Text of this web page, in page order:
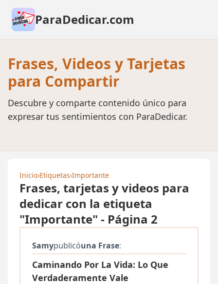
ParaDedicar.com
Frases, Videos y Tarjetas
para Compartir
Descubre y comparte contenido único para
expresar tus sentimientos con ParaDedicar.
Inicio›Etiquetas›Importante
Frases, tarjetas y videos para
dedicar con la etiqueta
"Importante" - Página 2
Samypublicóuna Frase:
Caminando Por La Vida: Lo Que
Verdaderamente Vale